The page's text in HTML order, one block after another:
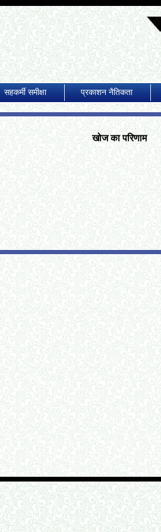
सहकर्मी समीक्षा प्रकाशन नैतिकता
खोज का परिणाम